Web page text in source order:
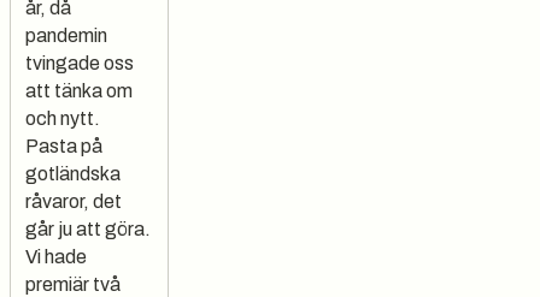
år, då
pandemin
tvingade oss
att tänka om
och nytt.
Pasta på
gotländska
råvaror, det
går ju att göra.
Vi hade
premiär två